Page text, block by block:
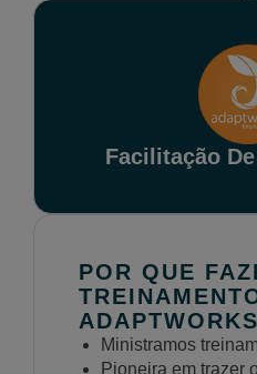
Facilitação
POR QUE
ADAPTWORKS
Ministramos
Pioneira em trazer